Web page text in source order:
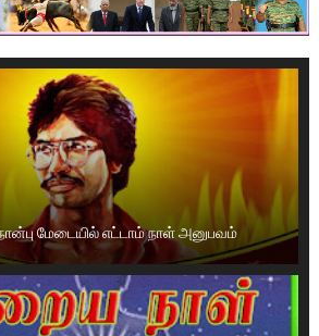
மேடையில் எட்டாம் நாள் அனுபவம்